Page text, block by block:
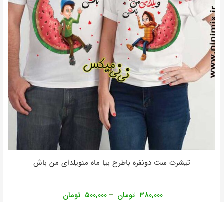
تیشرت ست دونفره باطرح بیا ماه منویلدای من باش
۳۸۰,۰۰۰ تومان – ۵۰۰,۰۰۰ تومان